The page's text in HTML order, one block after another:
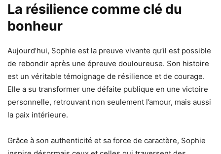
La résilience comme clé du
bonheur
Aujourd’hui, Sophie est la preuve vivante qu’il est possible
de rebondir après une épreuve douloureuse. Son histoire
est un véritable témoignage de résilience et de courage.
Elle a su transformer une défaite publique en une victoire
personnelle, retrouvant non seulement l’amour, mais aussi
la paix intérieure.
Grâce à son authenticité et sa force de caractère, Sophie